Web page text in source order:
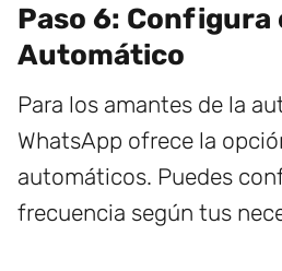
Paso 6: Configura
Automático
Para los amantes de la
WhatsApp ofrece la
automáticos. Puedes
frecuencia según tus